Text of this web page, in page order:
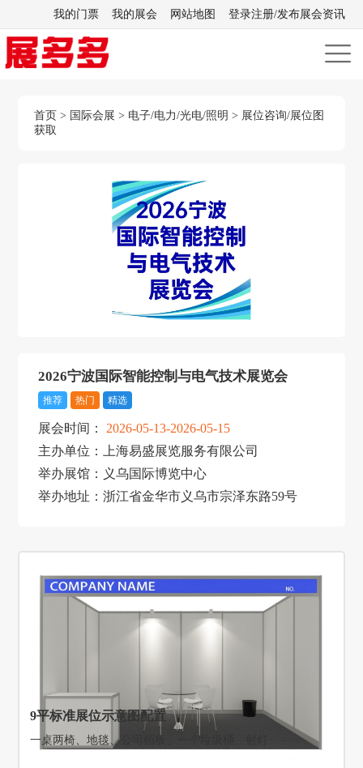
我的门票 我的展会 网站地图 登录注册/发布展会资讯
首页 > 国际会展 > 电子/电力/光电/照明 > 展位咨询/展位图
获取
2026宁波国际智能控制与电气技术展览会
推荐 热门 精选
展会时间： 2026-05-13-2026-05-15
主办单位：上海易盛展览服务有限公司
举办展馆：义乌国际博览中心
举办地址：浙江省金华市义乌市宗泽东路59号
9平标准展位示意图配置
一桌两椅、地毯、公司楣板、一个垃圾桶、射灯